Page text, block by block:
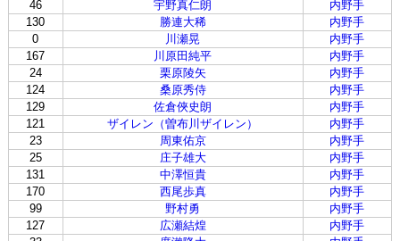
46
宇野真仁朗
内野手
130
勝連大稀
内野手
0
川瀬晃
内野手
167
川原田純平
内野手
24
栗原陵矢
内野手
124
桑原秀侍
内野手
129
佐倉俠史朗
内野手
121
ザイレン（曽布川ザイレン）
内野手
23
周東佑京
内野手
25
庄子雄大
内野手
131
中澤恒貴
内野手
170
西尾歩真
内野手
99
野村勇
内野手
127
広瀬結煌
内野手